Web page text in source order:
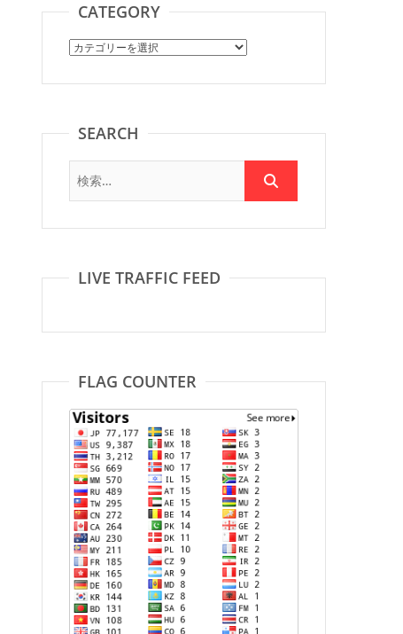
CATEGORY
Category
SEARCH
LIVE TRAFFIC FEED
FLAG COUNTER